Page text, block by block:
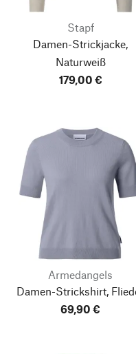
Stapf
Damen-Strickjacke,
Naturweiß
179,00 €
Armedangels
Damen-Strickshirt,
69,90 €